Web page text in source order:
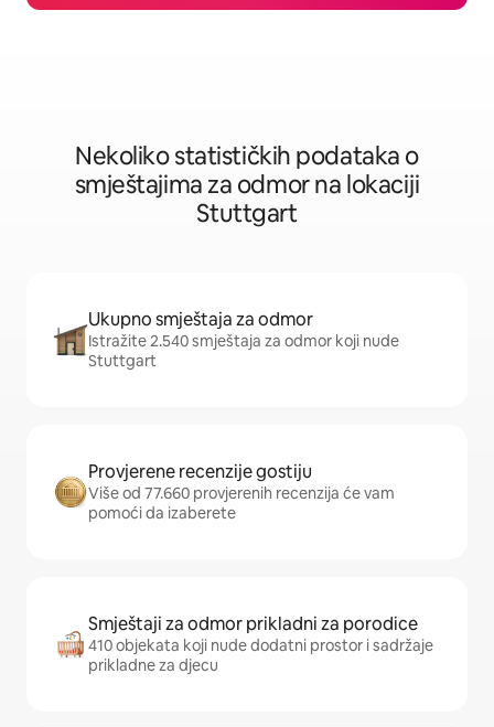
Nekoliko statističkih podataka o
smještajima za odmor na lokaciji
Stuttgart
Ukupno smještaja za odmor
Istražite 2.540 smještaja za odmor koji nude
Stuttgart
Provjerene recenzije gostiju
Više od 77.660 provjerenih recenzija će vam
pomoći da izaberete
Smještaji za odmor prikladni za porodice
410 objekata koji nude dodatni prostor i sadržaje
prikladne za djecu